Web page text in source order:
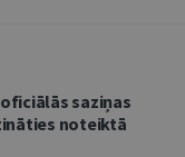
saziņas
noteiktā